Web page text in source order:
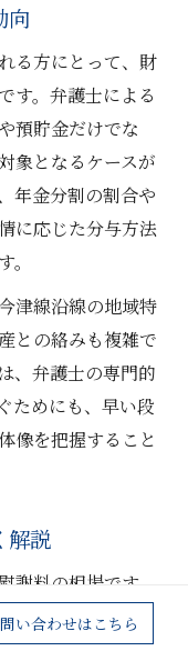
向
る方にとって、財
す。弁護士による
預貯金だけでな
象となるケースが
年金分割の割合や
に応じた分与方法
津線沿線の地域特
との絡みも複雑で
、弁護士の専門的
ためにも、早い段
像を把握すること
解説
料の相場です。
準があるわけでは
程度などを総合的
い合わせはこちら